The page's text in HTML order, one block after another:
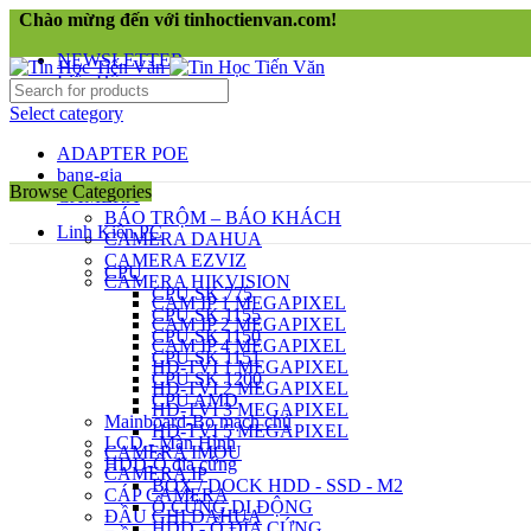
Chào mừng đến với tinhoctienvan.com!
NEWSLETTER
Liên Hệ
Select category
ADAPTER POE
bang-gia
CAMERA
BÁO TRỘM – BÁO KHÁCH
CAMERA DAHUA
CAMERA EZVIZ
CAMERA HIKVISION
CAM IP 1 MEGAPIXEL
CAM IP 2 MEGAPIXEL
CAM IP 4 MEGAPIXEL
HD-TVI 1 MEGAPIXEL
HD-TVI 2 MEGAPIXEL
HD-TVI 3 MEGAPIXEL
HD-TVI 5 MEGAPIXEL
CAMERA IMOU
CAMERA IP
CÁP CAMERA
ĐẦU GHI DAHUA
Browse Categories
Linh Kiện PC
CPU
CPU SK 775
CPU SK 1155
CPU SK 1150
CPU SK 1151
CPU SK 1200
CPU AMD
Mainboard-Bo mạch chủ
LCD - Màn Hình
HDD-Ổ đĩa cứng
BOX / DOCK HDD - SSD - M2
Ổ CỨNG DI ĐỘNG